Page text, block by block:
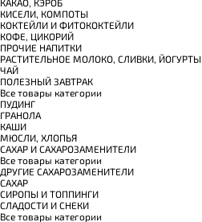
КИСЕЛИ, КОМПОТЫ
КОКТЕЙЛИ И ФИТОКОКТЕЙЛИ
КОФЕ, ЦИКОРИЙ
ПРОЧИЕ НАПИТКИ
РАСТИТЕЛЬНОЕ МОЛОКО, СЛИВКИ, ЙОГУРТЫ
ЧАЙ
ПОЛЕЗНЫЙ ЗАВТРАК
Все товары категории
ПУДИНГ
ГРАНОЛА
КАШИ
МЮСЛИ, ХЛОПЬЯ
САХАР И САХАРОЗАМЕНИТЕЛИ
Все товары категории
ДРУГИЕ САХАРОЗАМЕНИТЕЛИ
САХАР
СИРОПЫ И ТОППИНГИ
СЛАДОСТИ И СНЕКИ
Все товары категории